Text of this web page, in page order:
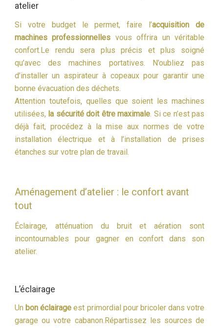
atelier
Si votre budget le permet, faire l’acquisition de
machines professionnelles vous offrira un véritable
confort.Le rendu sera plus précis et plus soigné
qu’avec des machines portatives. N’oubliez pas
d’installer un aspirateur à copeaux pour garantir une
bonne évacuation des déchets.
Attention toutefois, quelles que soient les machines
utilisées, la sécurité doit être maximale. Si ce n’est pas
déjà fait, procédez à la mise aux normes de votre
installation électrique et à l’installation de prises
étanches sur votre plan de travail.
Aménagement d’atelier : le confort avant
tout
Éclairage, atténuation du bruit et aération sont
incontournables pour gagner en confort dans son
atelier.
L’éclairage
Un bon éclairageest primordial pour bricoler dans votre
garage ou votre cabanon.Répartissez les sources de